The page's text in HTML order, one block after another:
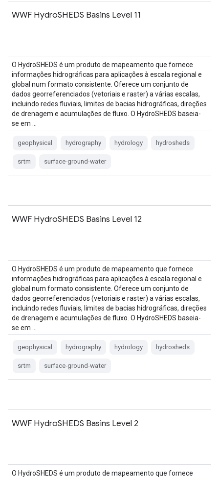
WWF HydroSHEDS Basins Level 11
O HydroSHEDS é um produto de mapeamento que fornece
informações hidrográficas para aplicações à escala regional e
global num formato consistente. Oferece um conjunto de
dados georreferenciados (vetoriais e raster) a várias escalas,
incluindo redes fluviais, limites de bacias hidrográficas, direções
de drenagem e acumulações de fluxo. O HydroSHEDS baseia-
se em …
geophysical hydrography hydrology hydrosheds
srtm surface-ground-water
WWF HydroSHEDS Basins Level 12
O HydroSHEDS é um produto de mapeamento que fornece
informações hidrográficas para aplicações à escala regional e
global num formato consistente. Oferece um conjunto de
dados georreferenciados (vetoriais e raster) a várias escalas,
incluindo redes fluviais, limites de bacias hidrográficas, direções
de drenagem e acumulações de fluxo. O HydroSHEDS baseia-
se em …
geophysical hydrography hydrology hydrosheds
srtm surface-ground-water
WWF HydroSHEDS Basins Level 2
O HydroSHEDS é um produto de mapeamento que fornece